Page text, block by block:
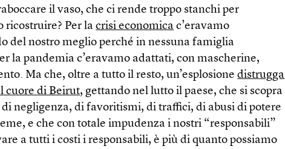
il vaso, che ci rende troppo stanchi per
ricostruire? Per lacrisi economica c’eravamo
del nostro meglio perché in nessuna famiglia
la pandemia c’eravamo adattati, con mascherine,
Ma che, oltre a tutto il resto, un’esplosionedistrugga
cuore di Beirut, gettando nel lutto il paese, che si scopra
di negligenza, di favoritismi, di traffici, di abusi di potere
e che con totale impudenza i nostri “responsabili”
a tutti i costi i responsabili, è più di quanto possiamo